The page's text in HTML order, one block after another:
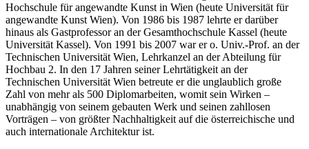
Hochschule für angewandte Kunst in Wien (heute Universität für
angewandte Kunst Wien). Von 1986 bis 1987 lehrte er darüber
hinaus als Gastprofessor an der Gesamthochschule Kassel (heute
Universität Kassel). Von 1991 bis 2007 war er o. Univ.-Prof. an der
Technischen Universität Wien, Lehrkanzel an der Abteilung für
Hochbau 2. In den 17 Jahren seiner Lehrtätigkeit an der
Technischen Universität Wien betreute er die unglaublich große
Zahl von mehr als 500 Diplomarbeiten, womit sein Wirken –
unabhängig von seinem gebauten Werk und seinen zahllosen
Vorträgen – von größter Nachhaltigkeit auf die österreichische und
auch internationale Architektur ist.